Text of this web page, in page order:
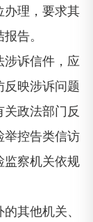
办理，要求其
告。
诉信件，应
映涉诉问题
政法部门反
举控告类信访
监察机关依规
其他机关、